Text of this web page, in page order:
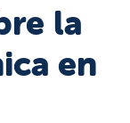
la
en